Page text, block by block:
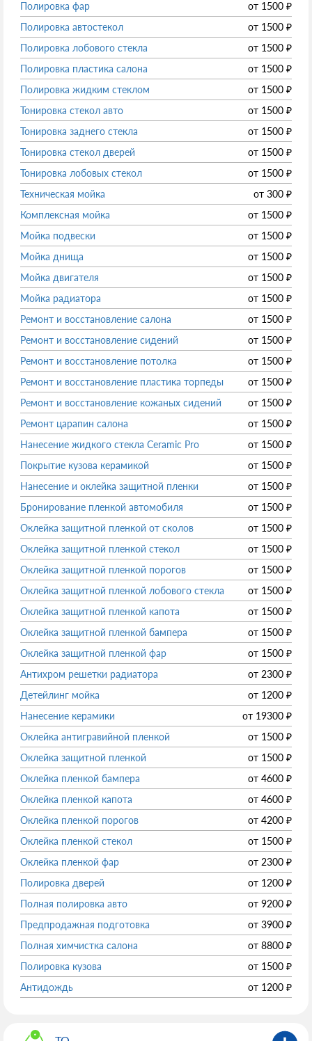
Полировка фар
от 1500 ₽
Полировка автостекол
от 1500 ₽
Полировка лобового стекла
от 1500 ₽
Полировка пластика салона
от 1500 ₽
Полировка жидким стеклом
от 1500 ₽
Тонировка стекол авто
от 1500 ₽
Тонировка заднего стекла
от 1500 ₽
Тонировка стекол дверей
от 1500 ₽
Тонировка лобовых стекол
от 1500 ₽
Техническая мойка
от 300 ₽
Комплексная мойка
от 1500 ₽
Мойка подвески
от 1500 ₽
Мойка днища
от 1500 ₽
Мойка двигателя
от 1500 ₽
Мойка радиатора
от 1500 ₽
Ремонт и восстановление салона
от 1500 ₽
Ремонт и восстановление сидений
от 1500 ₽
Ремонт и восстановление потолка
от 1500 ₽
Ремонт и восстановление пластика торпеды
от 1500 ₽
Ремонт и восстановление кожаных сидений
от 1500 ₽
Ремонт царапин салона
от 1500 ₽
Нанесение жидкого стекла Ceramic Pro
от 1500 ₽
Покрытие кузова керамикой
от 1500 ₽
Нанесение и оклейка защитной пленки
от 1500 ₽
Бронирование пленкой автомобиля
от 1500 ₽
Оклейка защитной пленкой от сколов
от 1500 ₽
Оклейка защитной пленкой стекол
от 1500 ₽
Оклейка защитной пленкой порогов
от 1500 ₽
Оклейка защитной пленкой лобового стекла
от 1500 ₽
Оклейка защитной пленкой капота
от 1500 ₽
Оклейка защитной пленкой бампера
от 1500 ₽
Оклейка защитной пленкой фар
от 1500 ₽
Антихром решетки радиатора
от 2300 ₽
Детейлинг мойка
от 1200 ₽
Нанесение керамики
от 19300 ₽
Оклейка антигравийной пленкой
от 1500 ₽
Оклейка защитной пленкой
от 1500 ₽
Оклейка пленкой бампера
от 4600 ₽
Оклейка пленкой капота
от 4600 ₽
Оклейка пленкой порогов
от 4200 ₽
Оклейка пленкой стекол
от 1500 ₽
Оклейка пленкой фар
от 2300 ₽
Полировка дверей
от 1200 ₽
Полная полировка авто
от 9200 ₽
Предпродажная подготовка
от 3900 ₽
Полная химчистка салона
от 8800 ₽
Полировка кузова
от 1500 ₽
Антидождь
от 1200 ₽